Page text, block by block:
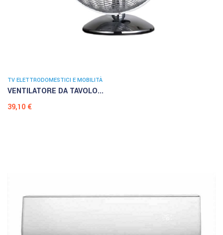
TV ELETTRODOMESTICI E MOBILITÀ
VENTILATORE DA TAVOLO...
Prezzo
39,10 €